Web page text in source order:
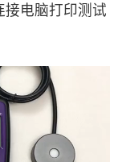
接电脑打印测试